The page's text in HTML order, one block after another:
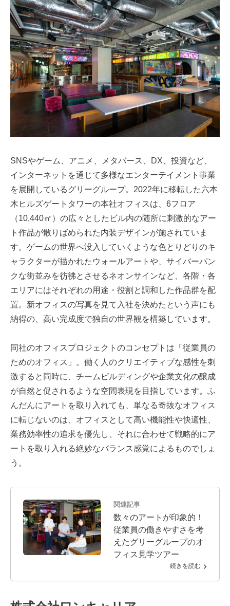
SNSやゲーム、アニメ、メタバース、DX、投資など、
インターネットを通じて多様なエンターテイメント事業
を展開しているグリーグループ。2022年に移転した六本
木ヒルズゲートタワーの本社オフィスは、6フロア
（10,440㎡）の広々としたビル内の随所に刺激的なアー
ト作品が散りばめられた内装デザインが施されていま
す。ゲームの世界へ没入していくような色とりどりのキ
ャラクターが描かれたウォールアートや、サイバーパン
クな街並みを彷彿とさせるネオンサインなど、各階・各
エリアにはそれぞれの用途・役割と調和した作品群を配
置。新オフィスの写真を見て入社を決めたという声にも
納得の、高い完成度で独自の世界観を構築しています。
同社のオフィスプロジェクトのコンセプトは「従業員の
ためのオフィス」。働く人のクリエイティブな感性を刺
激すると同時に、チームビルディングや企業文化の醸成
が自然と促されるような空間表現を目指しています。ふ
んだんにアートを取り入れても、単なる奇抜なオフィス
に転じないのは、オフィスとして高い機能性や快適性、
業務効率性の追求を優先し、それに合わせて戦略的にア
ートを取り入れる絶妙なバランス感覚によるものでしょ
う。
関連記事
数々のアートが印象的！
従業員の働きやすさを考
えたグリーグループのオ
フィス見学ツアー
続きを読む